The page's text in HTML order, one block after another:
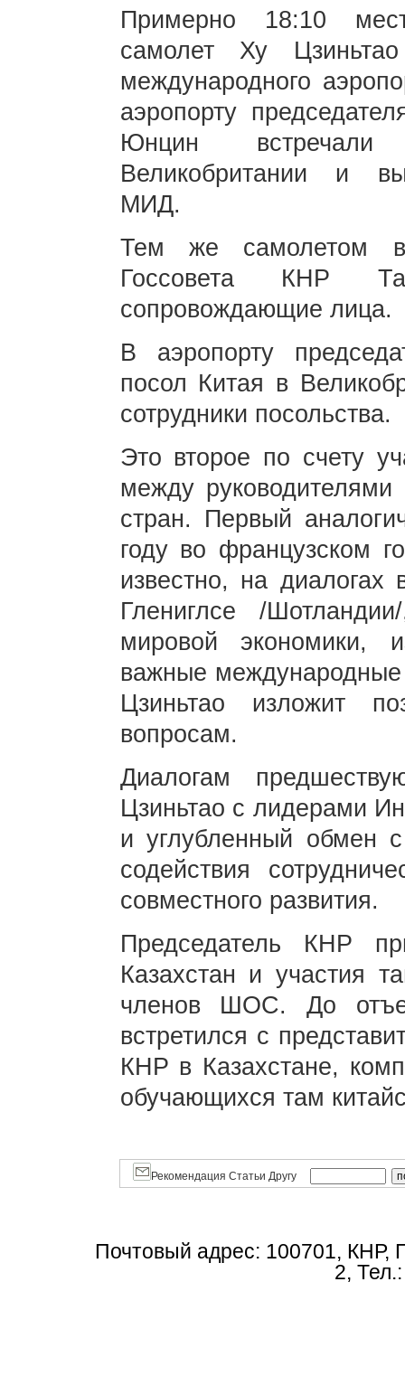
Примерно 18:10
самолет Ху
международного
аэропорту
Юнцин встречали
Великобритании и
МИД.
Тем же самолетом
Госсовета КНР
сопровождающие лица.
В аэропорту
посол Китая в
сотрудники посольства.
Это второе по счету
между
стран. Первый
году во французском
известно, на диалогах
Глениглсе /
мировой экономики,
важные
Цзиньтао изложит
вопросам.
Диалогам
Цзиньтао с лидерами
и углубленный обмен
содействия
совместного развития.
Председатель КНР
Казахстан и участия
членов ШОС. До
встретился с
КНР в Казахстане,
обучающихся там
Рекомендация Статьи Другу
Почтовый адрес: 100701, КНР,
2,